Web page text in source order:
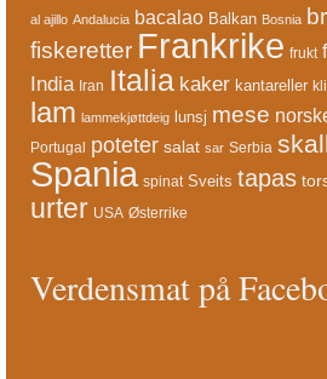
al ajillo Andalucia bacalao Balkan Bosnia
fiskeretter Frankrike frukt
India Iran Italia kaker kantareller
lam lammekjøttdeig lunsj mese
Portugal poteter salat sar Serbia
Spania spinat Sveits tapas
urter USA Østerrike
Verdensmat på